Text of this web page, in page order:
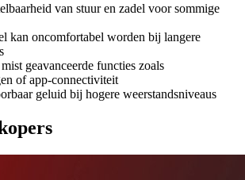
van stuur en zadel voor sommige
kan oncomfortabel worden bij langere
geavanceerde functies zoals
of app-connectiviteit
geluid bij hogere weerstandsniveaus